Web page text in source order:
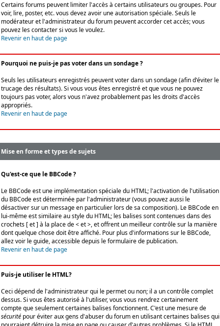
Certains forums peuvent limiter l'accès à certains utilisateurs ou groupes. Pour
voir, lire, poster, etc. vous devez avoir une autorisation spéciale. Seuls le
modérateur et l'administrateur du forum peuvent accorder cet accès; vous
pouvez les contacter si vous le voulez.
Revenir en haut de page
Pourquoi ne puis-je pas voter dans un sondage ?
Seuls les utilisateurs enregistrés peuvent voter dans un sondage (afin d'éviter le
trucage des résultats). Si vous vous êtes enregistré et que vous ne pouvez
toujours pas voter, alors vous n'avez probablement pas les droits d'accès
appropriés.
Revenir en haut de page
Mise en forme et types de sujets
Qu'est-ce que le BBCode ?
Le BBCode est une implémentation spéciale du HTML; l'activation de l'utilisation
du BBCode est déterminée par l'administrateur (vous pouvez aussi le
désactiver sur un message en particulier lors de sa composition). Le BBCode en
lui-même est similaire au style du HTML; les balises sont contenues dans des
crochets [ et ] à la place de < et >, et offrent un meilleur contrôle sur la manière
dont quelque chose doit être affiché. Pour plus d'informations sur le BBCode,
allez voir le guide, accessible depuis le formulaire de publication.
Revenir en haut de page
Puis-je utiliser le HTML?
Ceci dépend de l'administrateur qui le permet ou non; il a un contrôle complet
dessus. Si vous êtes autorisé à l'utiliser, vous vous rendrez certainement
compte que seulement certaines balises fonctionnent. C'est une mesure de
sécurité pour éviter aux gens d'abuser du forum en utilisant certaines balises qui